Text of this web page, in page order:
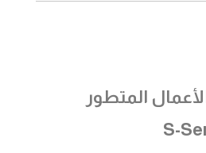
المتطور
S-